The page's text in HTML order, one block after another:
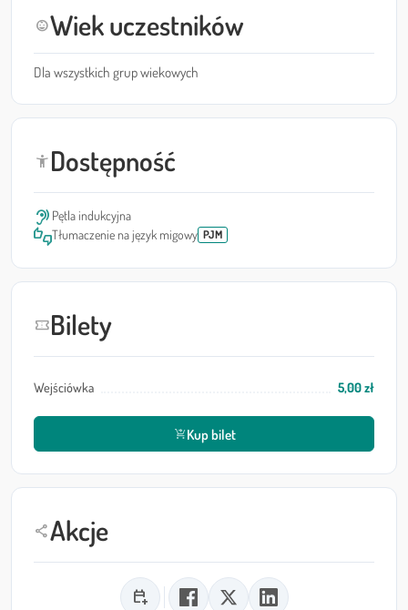
child_careWiek uczestników
Dla wszystkich grup wiekowych
accessibility_newDostępność
hearing Pętla indukcyjna
thumbs_up_downTłumaczenie na język migowy PJM
confirmation_numberBilety
Wejściówka 5,00 zł
shopping_cart_checkoutKup bilet
shareAkcje
calendar_add_on